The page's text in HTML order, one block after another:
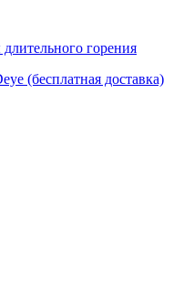
горения
(бесплатная доставка)